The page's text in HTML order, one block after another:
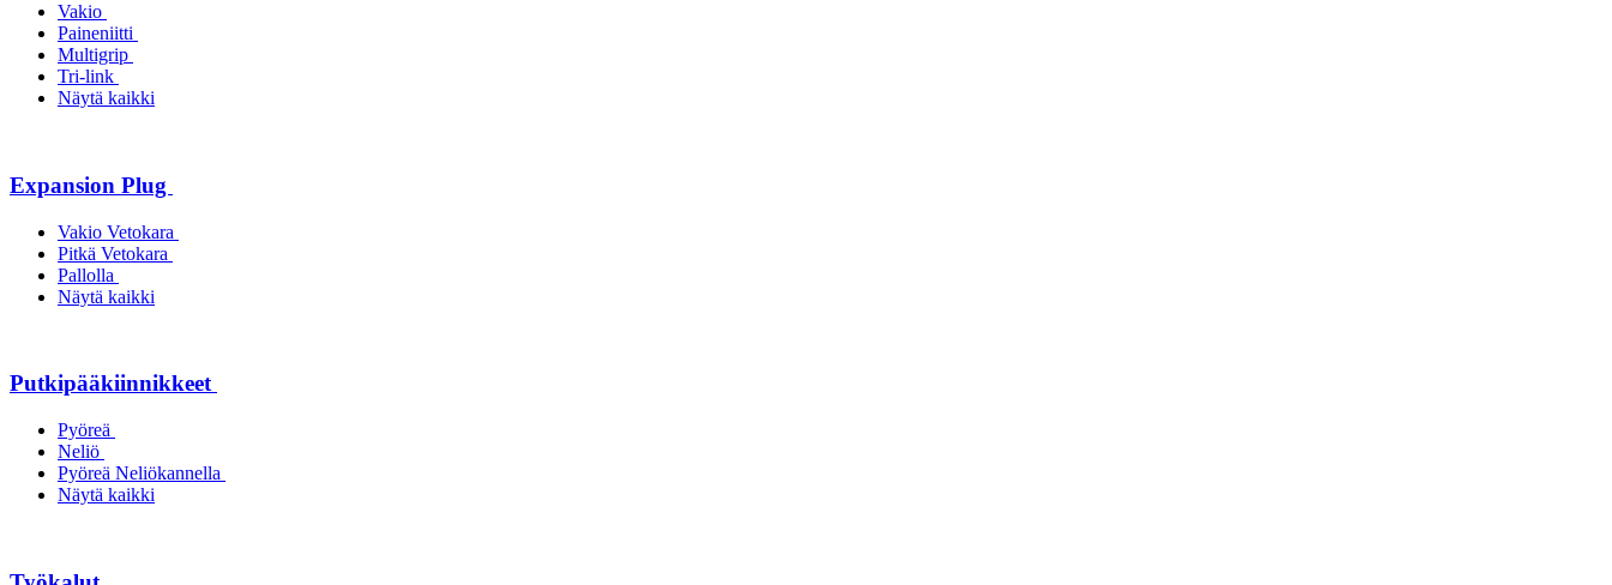
Vakio
Paineniitti
Multigrip
Tri-link
Näytä kaikki
Expansion Plug
Vakio Vetokara
Pitkä Vetokara
Pallolla
Näytä kaikki
Putkipääkiinnikkeet
Pyöreä
Neliö
Pyöreä Neliökannella
Näytä kaikki